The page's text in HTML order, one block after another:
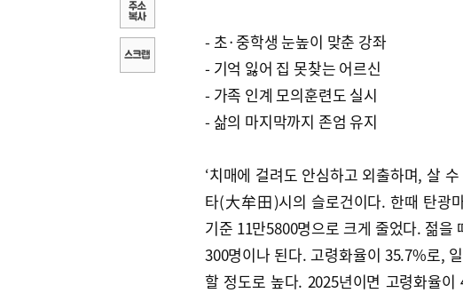
- 초·중학생 눈높이 맞춘 강좌
- 기억 잃어 집 못찾는 어르신
- 가족 인계 모의훈련도 실시
- 삶의 마지막까지 존엄 유지
‘치매에 걸려도 안심하고 외출하며, 살
타(大牟田)시의 슬로건이다. 한때 탄광
기준 11만5800명으로 크게 줄었다. 젊을
300명이나 된다. 고령화율이 35.7%로,
할 정도로 높다. 2025년이면 고령화율